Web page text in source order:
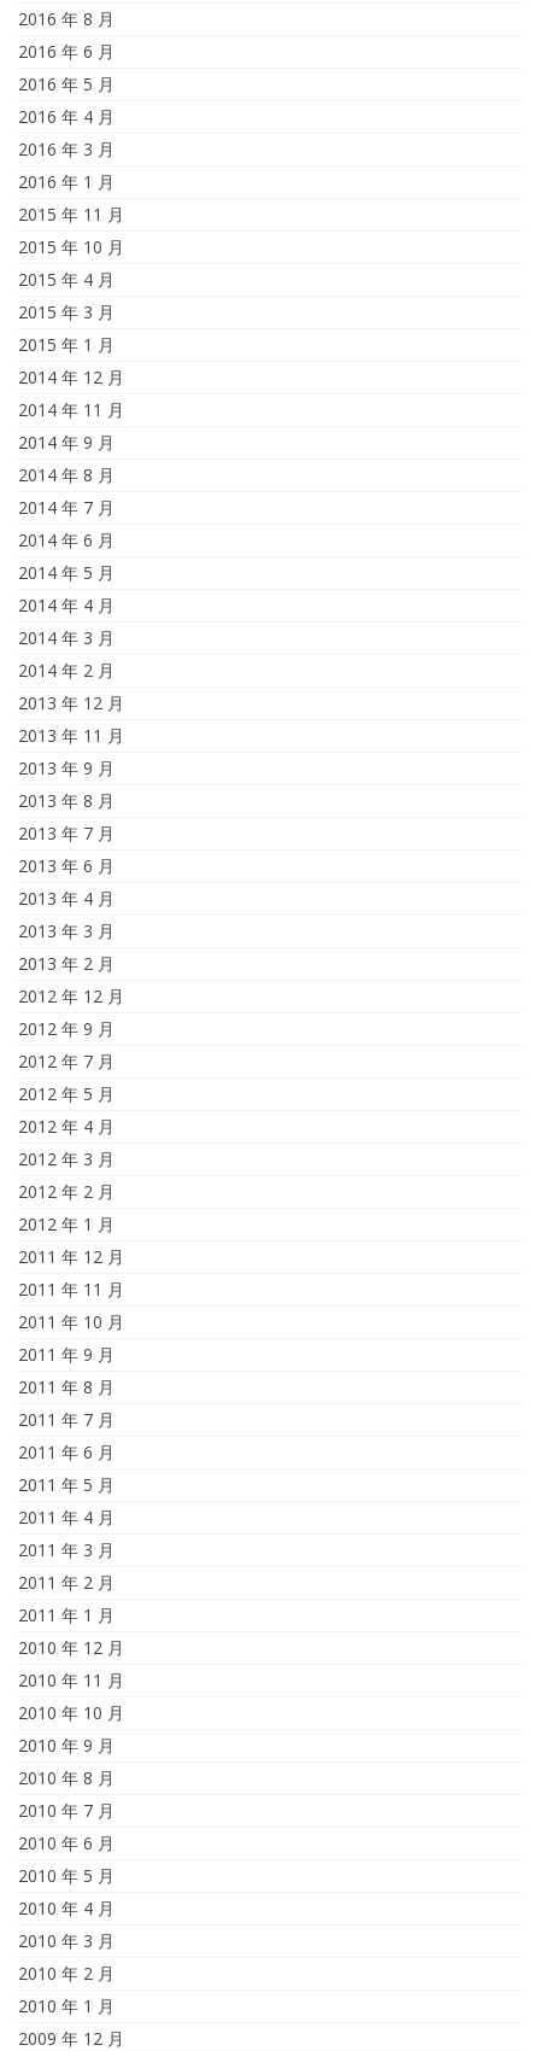
2016 年 8 月
2016 年 6 月
2016 年 5 月
2016 年 4 月
2016 年 3 月
2016 年 1 月
2015 年 11 月
2015 年 10 月
2015 年 4 月
2015 年 3 月
2015 年 1 月
2014 年 12 月
2014 年 11 月
2014 年 9 月
2014 年 8 月
2014 年 7 月
2014 年 6 月
2014 年 5 月
2014 年 4 月
2014 年 3 月
2014 年 2 月
2013 年 12 月
2013 年 11 月
2013 年 9 月
2013 年 8 月
2013 年 7 月
2013 年 6 月
2013 年 4 月
2013 年 3 月
2013 年 2 月
2012 年 12 月
2012 年 9 月
2012 年 7 月
2012 年 5 月
2012 年 4 月
2012 年 3 月
2012 年 2 月
2012 年 1 月
2011 年 12 月
2011 年 11 月
2011 年 10 月
2011 年 9 月
2011 年 8 月
2011 年 7 月
2011 年 6 月
2011 年 5 月
2011 年 4 月
2011 年 3 月
2011 年 2 月
2011 年 1 月
2010 年 12 月
2010 年 11 月
2010 年 10 月
2010 年 9 月
2010 年 8 月
2010 年 7 月
2010 年 6 月
2010 年 5 月
2010 年 4 月
2010 年 3 月
2010 年 2 月
2010 年 1 月
2009 年 12 月